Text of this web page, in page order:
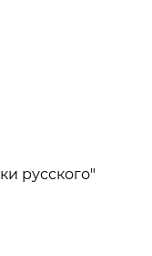
русского"